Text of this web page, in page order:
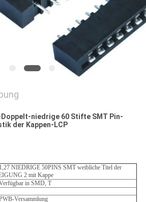
niedrige 60 Stifte SMT Pin-
der Kappen-LCP
NIEDRIGE 50PINS SMT weibliche Titel der
2 mit Kappe
in SMD, T
Versammlung